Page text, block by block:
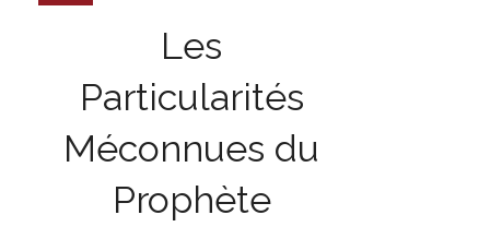
Les
Particularités
Méconnues du
Prophète